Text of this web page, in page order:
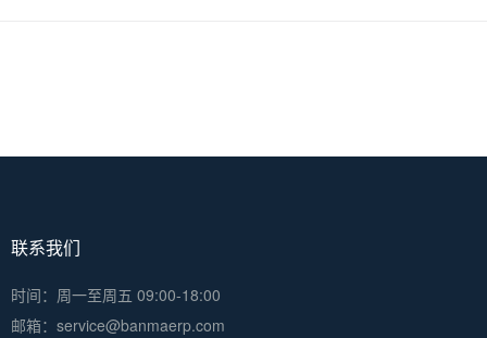
联系我们
时间：周一至周五 09:00-18:00
邮箱：service@banmaerp.com